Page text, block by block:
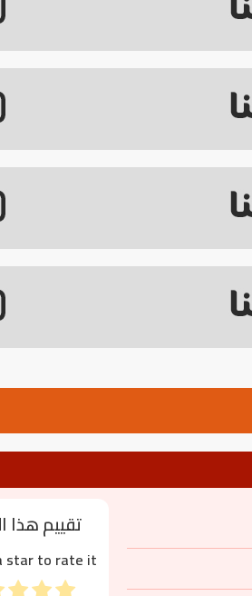
تقييم هذا
star to rate it!